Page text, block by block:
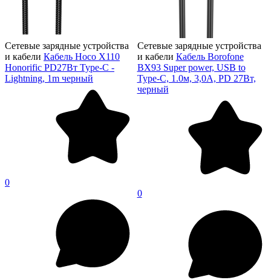
Сетевые зарядные устройства
и кабели Кабель Hoco X110
Honorific PD27Вт Type-C -
Lightning, 1m черный
0
Сетевые зарядные устройства
и кабели Кабель Borofone
BX93 Super power, USB to
Type-C, 1.0м, 3,0А, PD 27Вт,
черный
0